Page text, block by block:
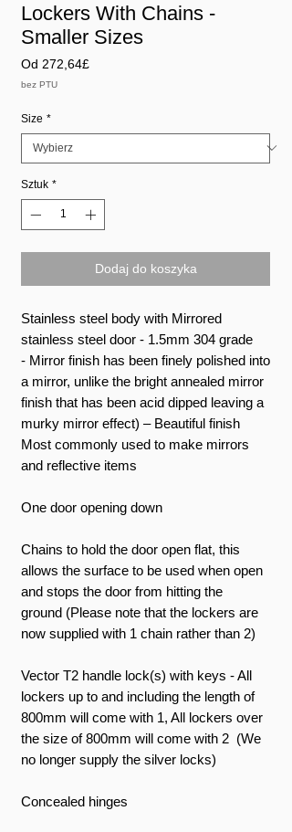
Lockers With Chains -
Smaller Sizes
Od 272,64£
bez PTU
Size *
Sztuk *
Dodaj do koszyka
Stainless steel body with Mirrored
stainless steel door - 1.5mm 304 grade
- Mirror finish has been finely polished into
a mirror, unlike the bright annealed mirror
finish that has been acid dipped leaving a
murky mirror effect) – Beautiful finish
Most commonly used to make mirrors
and reflective items
One door opening down
Chains to hold the door open flat, this
allows the surface to be used when open
and stops the door from hitting the
ground (Please note that the lockers are
now supplied with 1 chain rather than 2)
Vector T2 handle lock(s) with keys - All
lockers up to and including the length of
800mm will come with 1, All lockers over
the size of 800mm will come with 2 (We
no longer supply the silver locks)
Concealed hinges